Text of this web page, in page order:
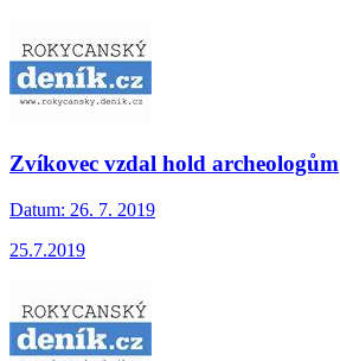
Zvíkovec vzdal hold archeologům
Datum: 26. 7. 2019
25.7.2019